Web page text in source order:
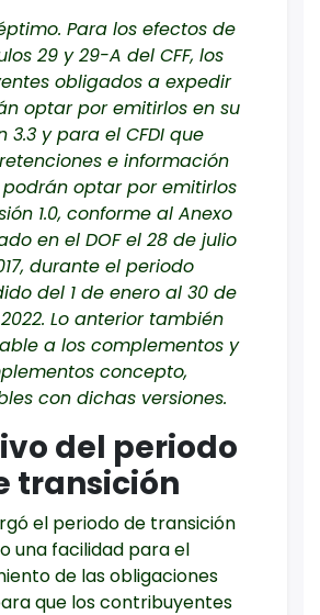
Para los efectos de
29 y 29-A del CFF, los
obligados a expedir
optar por emitirlos en su
3.3 y para el CFDI que
e información
optar por emitirlos
1.0, conforme al Anexo
en el DOF el 28 de julio
durante el periodo
del 1 de enero al 30 de
Lo anterior también
a los complementos y
concepto,
con dichas versiones.
del periodo
transición
el periodo de transición
una facilidad para el
de las obligaciones
que los contribuyentes